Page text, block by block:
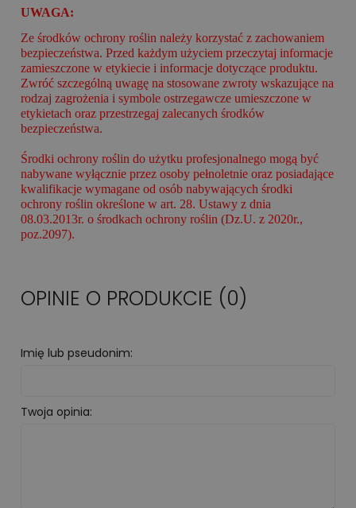
UWAGA:
Ze środków ochrony roślin należy korzystać z zachowaniem
bezpieczeństwa. Przed każdym użyciem przeczytaj informacje
zamieszczone w etykiecie i informacje dotyczące produktu.
Zwróć szczególną uwagę na stosowane zwroty wskazujące na
rodzaj zagrożenia i symbole ostrzegawcze umieszczone w
etykietach oraz przestrzegaj zalecanych środków
bezpieczeństwa.
Środki ochrony roślin do użytku profesjonalnego mogą być
nabywane wyłącznie przez osoby pełnoletnie oraz posiadające
kwalifikacje wymagane od osób nabywających środki
ochrony roślin określone w art. 28. Ustawy z dnia
08.03.2013r. o środkach ochrony roślin (Dz.U. z 2020r.,
poz.2097).
OPINIE O PRODUKCIE (0)
Imię lub pseudonim:
Twoja opinia: